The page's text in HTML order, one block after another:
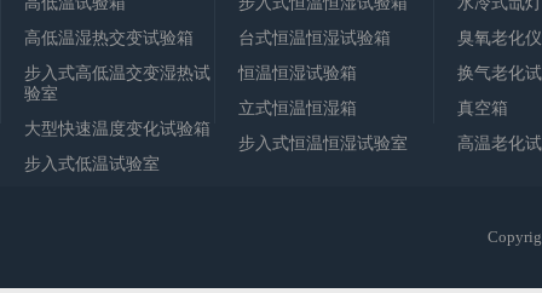
高低温湿热交变试验箱
步入式高低温交变湿热试
验室
大型快速温度变化试验箱
步入式低温试验室
台式恒温恒湿试验箱
恒温恒湿试验箱
立式恒温恒湿箱
步入式恒温恒湿试验室
臭氧老化仪
换气老化
真空箱
高温老化